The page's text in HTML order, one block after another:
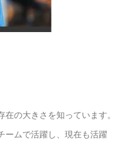
の大きさを知っています。
ームで活躍し、現在も活躍